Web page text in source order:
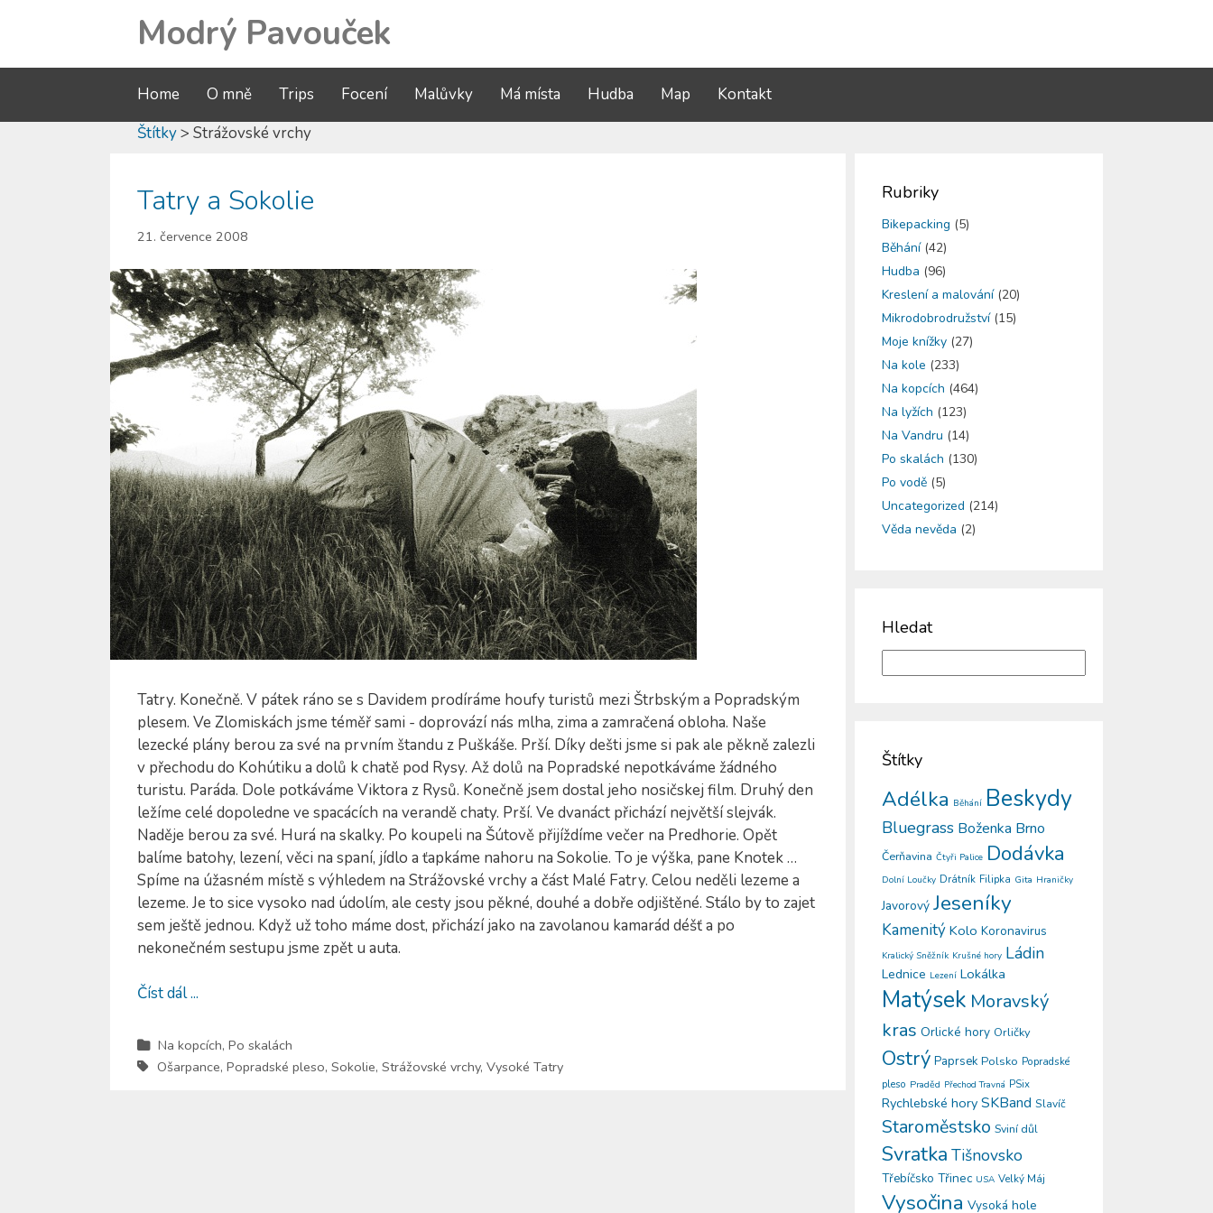
Modrý Pavouček
Home O mně Trips Focení Malůvky Má místa Hudba Map
Kontakt
Štítky> Strážovské vrchy
Tatry a Sokolie
21. července 2008
Tatry. Konečně. V pátek ráno se s Davidem prodíráme houfy turistů mezi Štrbským a Popradským
plesem. Ve Zlomiskách jsme téměř sami - doprovází nás mlha, zima a zamračená obloha. Naše
lezecké plány berou za své na prvním štandu z Puškáše. Prší. Díky dešti jsme si pak ale pěkně zalezli
v přechodu do Kohútiku a dolů k chatě pod Rysy. Až dolů na Popradské nepotkáváme žádného
turistu. Paráda. Dole potkáváme Viktora z Rysů. Konečně jsem dostal jeho nosičskej film. Druhý den
ležíme celé dopoledne ve spacácích na verandě chaty. Prší. Ve dvanáct přichází největší slejvák.
Naděje berou za své. Hurá na skalky. Po koupeli na Šútově přijíždíme večer na Predhorie. Opět
balíme batohy, lezení, věci na spaní, jídlo a ťapkáme nahoru na Sokolie. To je výška, pane Knotek …
Spíme na úžasném místě s výhledem na Strážovské vrchy a část Malé Fatry. Celou neděli lezeme a
lezeme. Je to sice vysoko nad údolím, ale cesty jsou pěkné, douhé a dobře odjištěné. Stálo by to zajet
sem ještě jednou. Když už toho máme dost, přichází jako na zavolanou kamarád déšť a po
nekonečném sestupu jsme zpět u auta.
Číst dál ...
Na kopcích, Po skalách
Ošarpance, Popradské pleso, Sokolie, Strážovské vrchy, Vysoké Tatry
Rubriky
Bikepacking (5)
Běhání(42)
Hudba (96)
Kreslení a malování(20)
Mikrodobrodružství(15)
Moje knížky (27)
Na kole (233)
Na kopcích (464)
Na lyžích (123)
Na Vandru (14)
Po skalách (130)
Po vodě (5)
Uncategorized (214)
Věda nevěda (2)
Hledat
Štítky
Adélka Běhání Beskydy
Bluegrass Boženka Brno
Čerňavina Čtyři Palice Dodávka
Dolní Loučky Drátník Filipka Gita Hraničky
Javorový Jeseníky
Kamenitý Kolo Koronavirus
Kralický Sněžník Krušné hory Ládin
Lednice Lezení Lokálka
Matýsek Moravský
kras Orlické hory Orličky
Ostrý Paprsek Polsko Popradské
pleso Praděd Přechod Travná PSix
Rychlebské hory SKBand Slavíč
Staroměstsko Sviní důl
Svratka Tišnovsko
Třebíčsko Třinec USA Velký Máj
Vysočina Vysoká hole